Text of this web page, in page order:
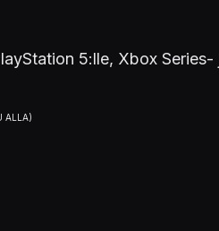
5:lle, Xbox